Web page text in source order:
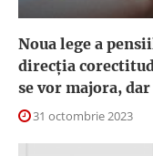
Noua lege a
direcția
se vor majora,
31 octombrie 2023